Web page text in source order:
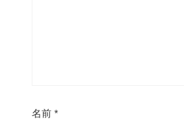
名前 *